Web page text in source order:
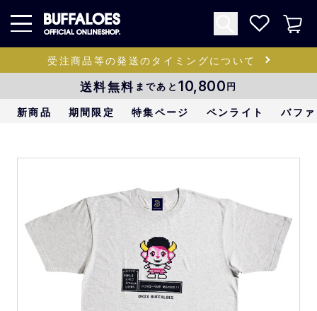
受注商品等の発送のタイミングについて
送料無料 まであと 10,800円
新商品 期間限定 特集ページ ペンライト バフ